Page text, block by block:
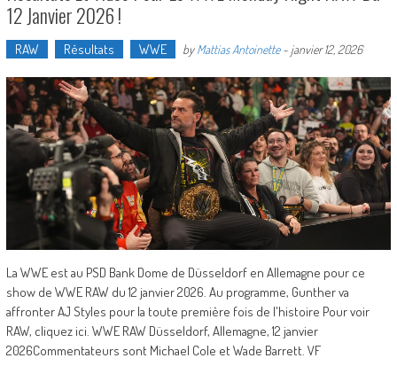
12 Janvier 2026 !
RAW Résultats WWE byMattias Antoinette- janvier 12, 2026
La WWE est au PSD Bank Dome de Düsseldorf en Allemagne pour ce
show de WWE RAW du 12 janvier 2026. Au programme, Gunther va
affronter AJ Styles pour la toute première fois de l'histoire Pour voir
RAW, cliquez ici. WWE RAW Düsseldorf, Allemagne, 12 janvier
2026Commentateurs sont Michael Cole et Wade Barrett. VF